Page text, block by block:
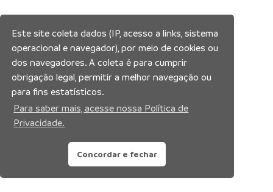
Este site coleta dados (IP, acesso a links, sistema
operacional e navegador), por meio de cookies ou
dos navegadores. A coleta é para cumprir
obrigação legal, permitir a melhor navegação ou
para fins estatísticos.
Para saber mais, acesse nossa Política de
Privacidade.
Concordar e fechar